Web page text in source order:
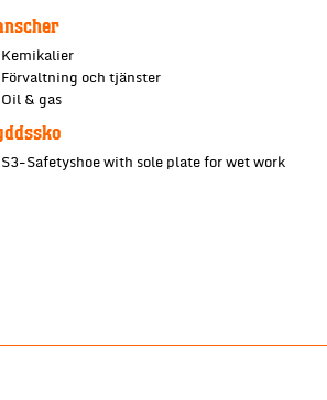
Kemikalier
Förvaltning och tjänster
Oil & gas
S3-Safetyshoe with sole plate for wet work